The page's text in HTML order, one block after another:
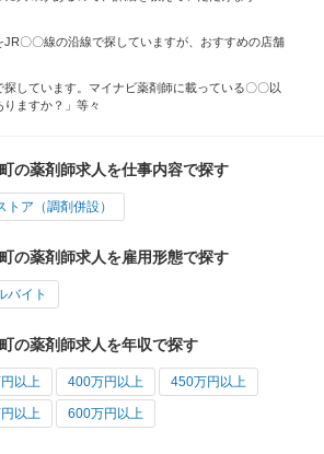
JR〇〇線の沿線で探していますが、おすすめの店舗
探しています。マイナビ薬剤師に載っている〇〇以
ますか？」等々
の薬剤師求人を仕事内容で探す
トア（調剤併設）
の薬剤師求人を雇用形態で探す
バイト
の薬剤師求人を年収で探す
以上 400万円以上 450万円以上
以上 600万円以上